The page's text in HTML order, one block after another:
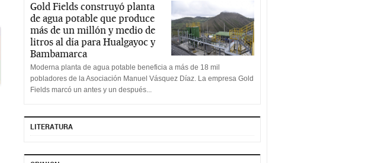
Gold Fields construyó planta
de agua potable que produce
más de un millón y medio de
litros al día para Hualgayoc y
Bambamarca
Moderna planta de agua potable beneficia a más de 18 mil
pobladores de la Asociación Manuel Vásquez Díaz. La empresa Gold
Fields marcó un antes y un después...
LITERATURA